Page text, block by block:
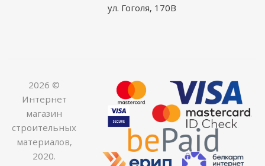
ул. Гоголя, 170В
2026 ©
Интернет
магазин
строительных
материалов,
2020.